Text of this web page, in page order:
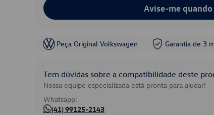
Avise-me
Peça Original Volkswagen Garantia de 3
Tem dúvidas sobre a compatibilidade deste
Nossa equipe especializada está pronta para ajudar!
Whatsapp:
(41) 99125-2143